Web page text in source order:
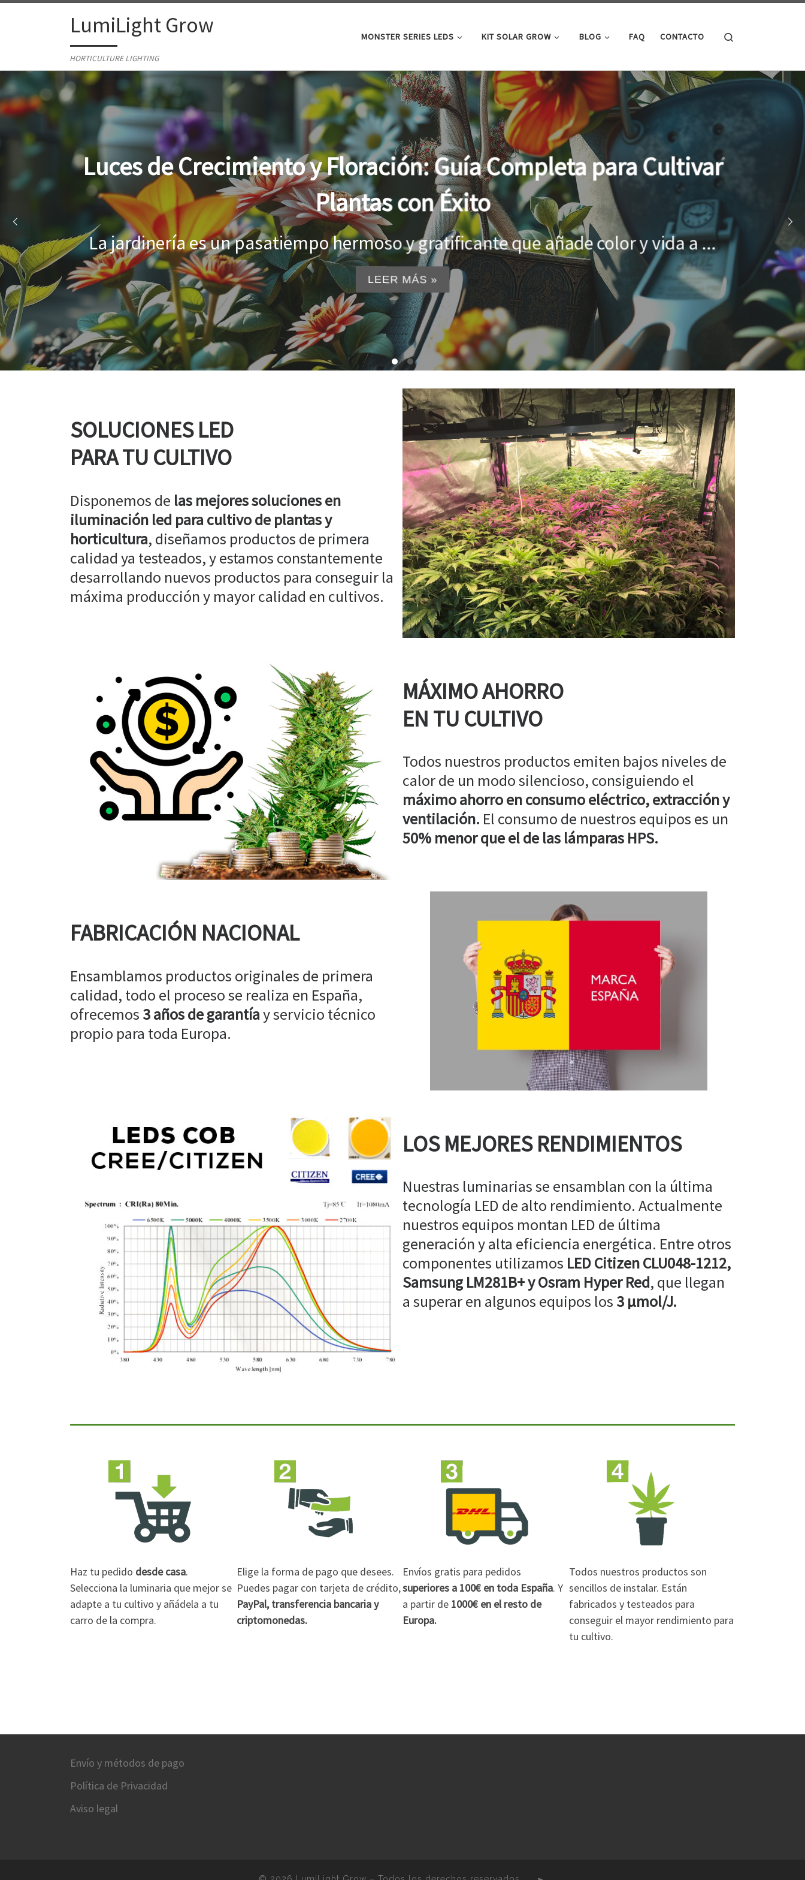
Skip to contentLumiLight Grow
HORTICULTURE LIGHTING
MONSTER SERIES LEDS KIT SOLAR GROW BLOG FAQ CONTACTO
Lámparas para indoor: la clave para un crecimiento óptimo de
tus plantas
Al cultivar plantas en el interior, es importante proporcionar el entorno adecuado
...
LEER MÁS »
SOLUCIONES LED
PARA TU CULTIVO
Disponemos de las mejores soluciones en
iluminación led para cultivo de plantas y
horticultura, diseñamos productos de primera
calidad ya testeados, y estamos constantemente
desarrollando nuevos productos para conseguir la
máxima producción y mayor calidad en cultivos.
MÁXIMO AHORRO
EN TU CULTIVO
Todos nuestros productos emiten bajos niveles de
calor de un modo silencioso, consiguiendo el
máximo ahorro en consumo eléctrico, extracción y
ventilación. El consumo de nuestros equipos es un
50% menor que el de las lámparas HPS.
FABRICACIÓN NACIONAL
Ensamblamos productos originales de primera
calidad, todo el proceso se realiza en España,
ofrecemos 3 años de garantíay servicio técnico
propio para toda Europa.
LOS MEJORES RENDIMIENTOS
Nuestras luminarias se ensamblan con la última
tecnología LED de alto rendimiento. Actualmente
nuestros equipos montan LED de última
generación y alta eficiencia energética. Entre otros
componentes utilizamos LED Citizen CLU048-1212,
Samsung LM281B+ y Osram Hyper Red, que llegan
a superar en algunos equipos los 3 µmol/J.
Haz tu pedido desde casa.
Selecciona la luminaria que mejor se
adapte a tu cultivo y añádela a tu
carro de la compra.
Elige la forma de pago que desees.
Puedes pagar con tarjeta de crédito,
PayPal, transferencia bancaria y
criptomonedas.
Envíos gratis para pedidos
superiores a 100€ en toda España. Y
a partir de 1000€ en el resto de
Europa.
Todos nuestros productos son
sencillos de instalar. Están
fabricados y testeados para
conseguir el mayor rendimiento para
tu cultivo.
Envío y métodos de pago
Política de Privacidad
Aviso legal